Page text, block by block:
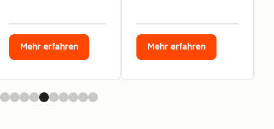
Mehr erfahren Mehr erfahren